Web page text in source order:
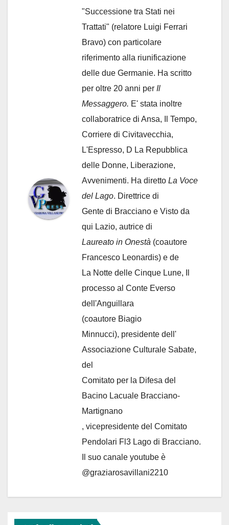
"Successione tra Stati nei
Trattati" (relatore Luigi Ferrari
Bravo) con particolare
riferimento alla riunificazione
delle due Germanie. Ha scritto
per oltre 20 anni per Il
Messaggero. E' stata inoltre
collaboratrice di Ansa, Il Tempo,
Corriere di Civitavecchia,
L'Espresso, D La Repubblica
delle Donne, Liberazione,
Avvenimenti. Ha diretto La Voce
del Lago. Direttrice di
Gente di Bracciano e Visto da
qui Lazio, autrice di
Laureato in Onestà (coautore
Francesco Leonardis) e de
La Notte delle Cinque Lune, Il
processo al Conte Everso
dell'Anguillara
(coautore Biagio
Minnucci), presidente dell'
Associazione Culturale Sabate,
del
Comitato per la Difesa del
Bacino Lacuale Bracciano-
Martignano
, vicepresidente del Comitato
Pendolari Fl3 Lago di Bracciano.
Il suo canale youtube è
@graziarosavillani2210